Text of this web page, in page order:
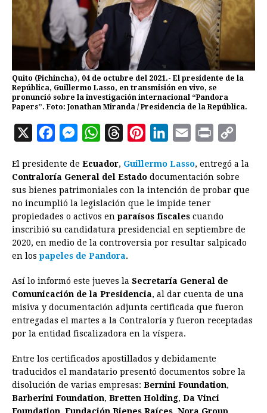
Quito (Pichincha), 04 de octubre del 2021.- El presidente de la
República, Guillermo Lasso, en transmisión en vivo, se
pronunció sobre la investigación internacional “Pandora
Papers”. Foto: Jonathan Miranda / Presidencia de la República.
X
c
e
b
o
o
k
M
s
s
e
n
g
e
W
a
t
s
A
p
p
r
e
a
d
s
n
t
e
r
e
n
k
e
d
I
a
i
l
i
n
p
y
n
El presidente de Ecuador, Guillermo Lasso, entregó a la
Contraloría General del Estado documentación sobre
sus bienes patrimoniales con la intención de probar que
no incumplió la legislación que le impide tener
propiedades o activos en paraísos fiscales cuando
inscribió su candidatura presidencial en septiembre de
2020, en medio de la controversia por resultar salpicado
en los papeles de Pandora.
Así lo informó este jueves la Secretaría General de
Comunicación de la Presidencia, al dar cuenta de una
misiva y documentación adjunta certificada que fueron
entregadas el martes a la Contraloría y fueron receptadas
por la entidad fiscalizadora en la víspera.
Entre los certificados apostillados y debidamente
traducidos el mandatario presentó documentos sobre la
disolución de varias empresas: Bernini Foundation,
Barberini Foundation, Bretten Holding, Da Vinci